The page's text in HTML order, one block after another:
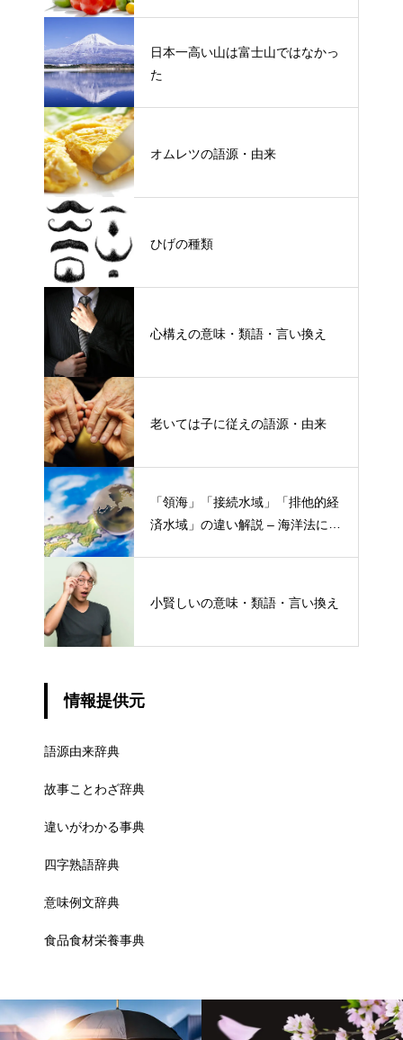
日本一高い山は富士山ではなかっ
た
オムレツの語源・由来
ひげの種類
心構えの意味・類語・言い換え
老いては子に従えの語源・由来
「領海」「接続水域」「排他的経
済水域」の違い解説 – 海洋法にお
小賢しいの意味・類語・言い換え
情報提供元
語源由来辞典
故事ことわざ辞典
違いがわかる事典
四字熟語辞典
意味例文辞典
食品食材栄養事典